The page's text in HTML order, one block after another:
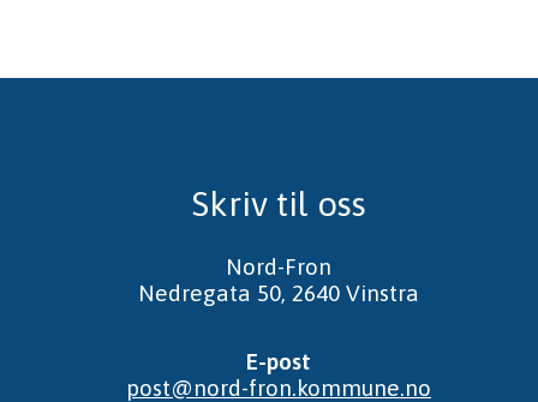
Skriv til oss
Nord-Fron
Nedregata 50, 2640 Vinstra
E-post
post@nord-fron.kommune.no